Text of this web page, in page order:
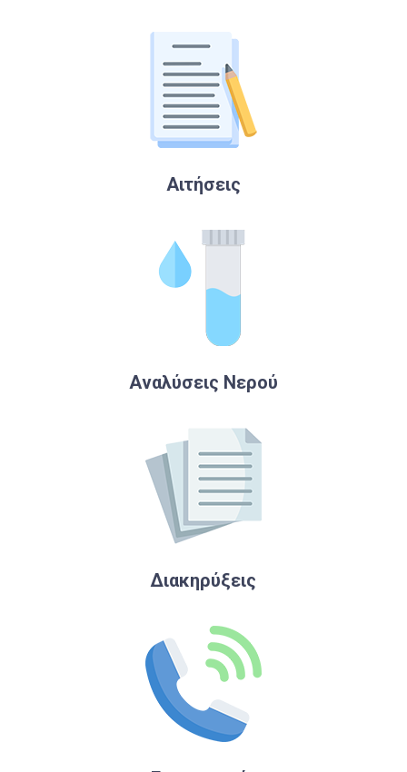
Αιτήσεις
Αναλύσεις Νερού
Διακηρύξεις